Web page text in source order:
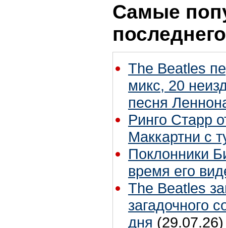
Самые
The Beatles
микс, 20
песня
Ринго Старр
Маккартни с
Поклонники
время его
The Beatles
загадочного
дня (29.07.26)